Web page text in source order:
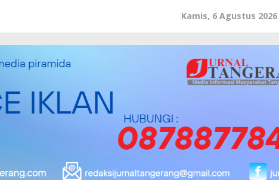
Kamis, 6 Agustus 2026